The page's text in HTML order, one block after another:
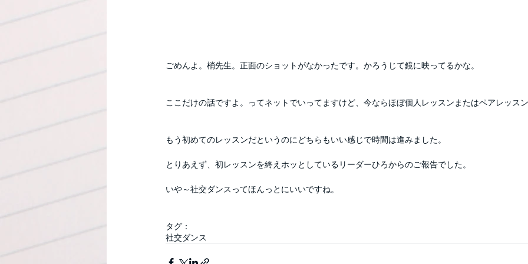
ごめんよ。梢先生。正面のショットがなかったです。かろうじて鏡に映ってるかな。
ここだけの話ですよ。ってネットでいってますけど、今ならほぼ個人レッスンまたはペアレッス
もう初めてのレッスンだというのにどちらもいい感じで時間は進みました。
とりあえず、初レッスンを終えホッとしているリーダーひろからのご報告でした。
いや～社交ダンスってほんっとにいいですね。
タグ：
社交ダンス